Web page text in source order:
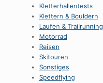
Kletterhallentests
Klettern & Bouldern
Laufen & Trailrunning
Motorrad
Reisen
Skitouren
Sonstiges
Speedflying